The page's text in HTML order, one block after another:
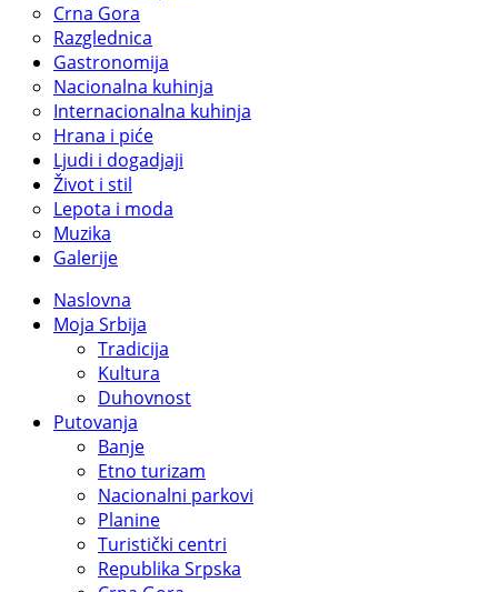
Crna Gora
Razglednica
Gastronomija
Nacionalna kuhinja
Internacionalna kuhinja
Hrana i piće
Ljudi i dogadjaji
Život i stil
Lepota i moda
Muzika
Galerije
Naslovna
Moja Srbija
Tradicija
Kultura
Duhovnost
Putovanja
Banje
Etno turizam
Nacionalni parkovi
Planine
Turistički centri
Republika Srpska